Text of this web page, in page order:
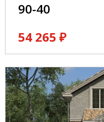
90-40
54 265 ₽